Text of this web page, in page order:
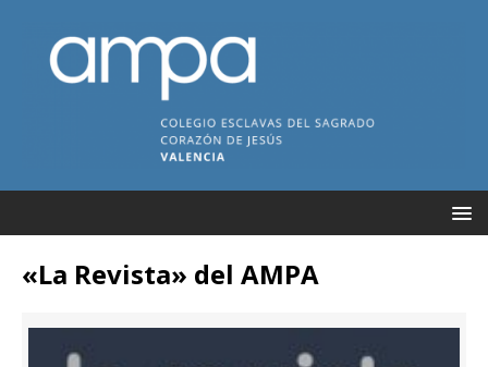
«La Revista» del AMPA